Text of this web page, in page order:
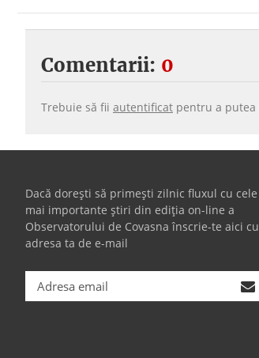
Comentarii: 0
Trebuie să fii autentificat pentru a putea
Dacă dorești să primești zilnic fluxul cu cele
mai importante știri din ediția on-line a
Observatorului de Covasna înscrie-te aici cu
adresa ta de e-mail